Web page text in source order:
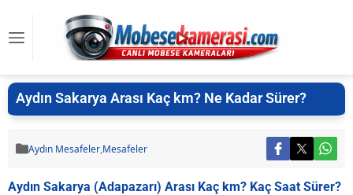
Aydın Sakarya Arası Kaç km? Ne Kadar Sürer?
Aydın Mesafeler,Mesafeler
Aydın Sakarya (Adapazarı) Arası Kaç km? Kaç Saat Sürer?